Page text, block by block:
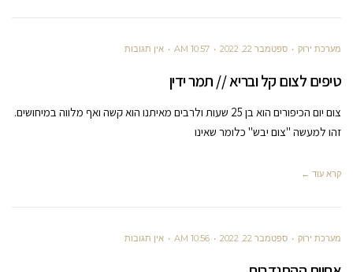
מערכת ירוק ספטמבר 22, 2022 10:57 AM אין תגובות
טיפים לצום קל ובריא // תמר ידין
צום יום הכיפורים הוא בן 25 שעות ולרבים מאיתנו הוא קשה ואף מלווה במיחושים.
זהו למעשה "צום יבש" כלומר שאינו
קרא עוד ←
מערכת ירוק ספטמבר 22, 2022 10:56 AM אין תגובות